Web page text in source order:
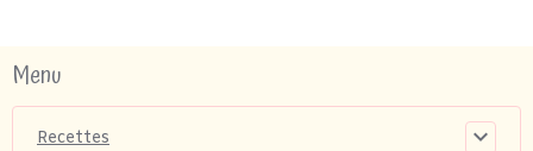
Menu
Recettes